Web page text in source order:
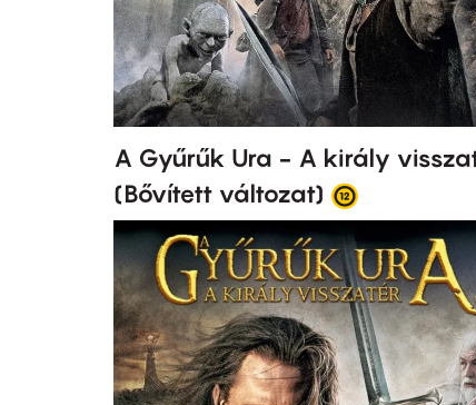
A Gyűrűk Ura - A király
(Bővített változat)